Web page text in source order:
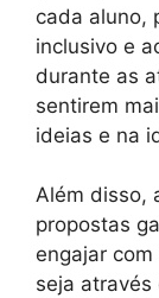
cada aluno,
inclusivo e
durante as
sentirem
ideias e na
Além disso,
propostas
engajar
seja